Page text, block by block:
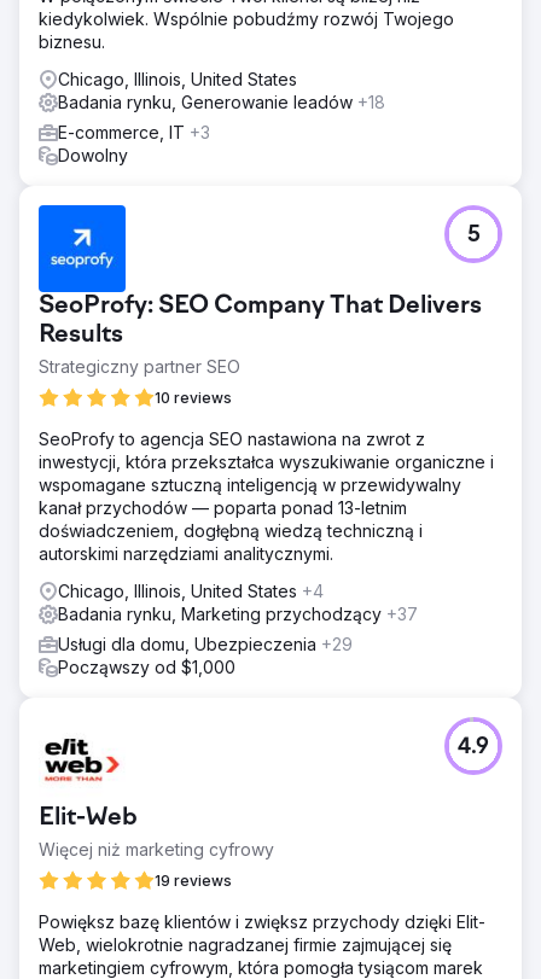
kiedykolwiek. Wspólnie pobudźmy rozwój Twojego
biznesu.
Chicago, Illinois, United States
Badania rynku, Generowanie leadów +18
E-commerce, IT +3
Dowolny
SeoProfy: SEO Company That Delivers
Results
Strategiczny partner SEO
10 reviews
5
SeoProfy to agencja SEO nastawiona na zwrot z
inwestycji, która przekształca wyszukiwanie organiczne i
wspomagane sztuczną inteligencją w przewidywalny
kanał przychodów — poparta ponad 13-letnim
doświadczeniem, dogłębną wiedzą techniczną i
autorskimi narzędziami analitycznymi.
Chicago, Illinois, United States +4
Badania rynku, Marketing przychodzący +37
Usługi dla domu, Ubezpieczenia +29
Począwszy od $1,000
Elit-Web
Więcej niż marketing cyfrowy
19 reviews
4.9
Powiększ bazę klientów i zwiększ przychody dzięki Elit-
Web, wielokrotnie nagradzanej firmie zajmującej się
marketingiem cyfrowym, która pomogła tysiącom marek